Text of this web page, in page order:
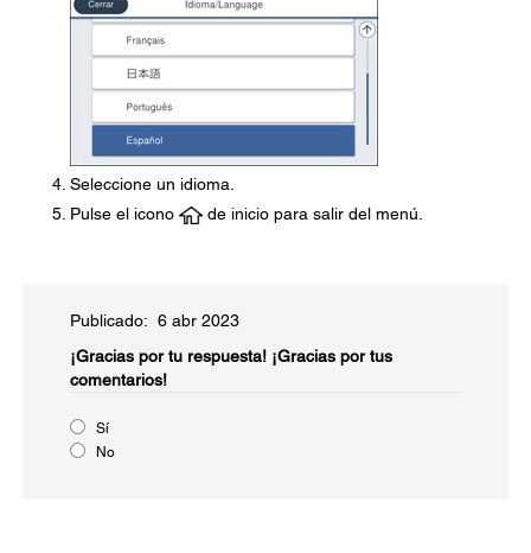
Seleccione un idioma.
Pulse el icono
de inicio para salir del menú.
Publicado: 6 abr 2023
¡Gracias por tu respuesta! ¡Gracias por tus
comentarios!
Sí
No